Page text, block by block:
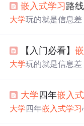
嵌入式学习路线
大学玩的就是信息
快。
大学
四年转瞬
学们之间的差距真
工资待遇也不错。真
段的开始， 嵌入式的
的技术会在工作中不
【入门必看】
大学玩的就是信息
快。大学四年转瞬即
学们之间的差距真的
大学四年嵌入式
大学 四年嵌入式学习